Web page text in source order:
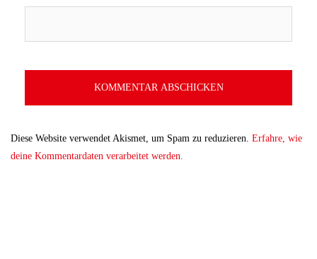
Diese Website verwendet Akismet, um Spam zu reduzieren. Erfahre, wie
deine Kommentardaten verarbeitet werden.